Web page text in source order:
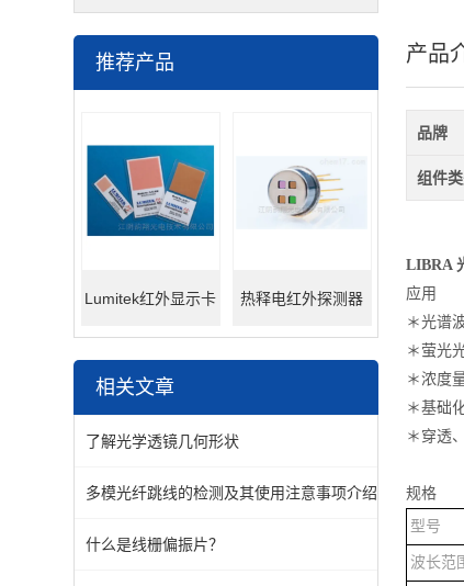
推荐产品
Lumitek红外显示卡 热释电红外探测器
相关文章
了解光学透镜几何形状
多模光纤跳线的检测及其使用注意事项介绍
什么是线栅偏振片？
产品
品牌
组件类
LIBRA
应用
＊光谱
＊萤光
＊浓度
＊基础
＊穿透
规格
型号
波长范